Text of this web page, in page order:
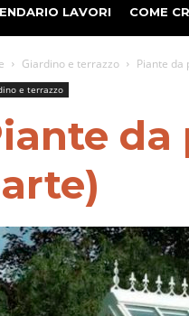
LAVORI COME
Giardino e terrazzo Piante da
e terrazzo
da